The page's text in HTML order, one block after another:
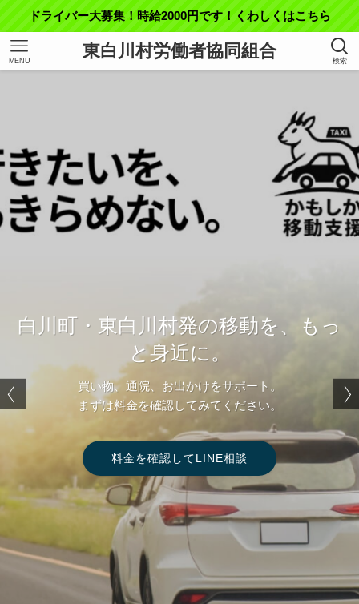
ドライバー大募集！時給2000円です！くわしくはこちら
東白川村労働者協同組合 検索
MENU
東白川村の「困った」を、私たちが
引き受けます。
草刈り、茶畑管理、ゴミ捨て、空き家管理、移動支援や見守
りまで。
地域のみなさまの暮らしを支えるお手伝いをしています。
まずはお気軽にご相談ください。
白川町・東白川村発の移動を、もっ
と身近に。
買い物、通院、お出かけをサポート。
まずは料金を確認してみてください。
料金を確認してLINE相談
まずはお気軽にご相談ください。
料金を確認してLINE相談